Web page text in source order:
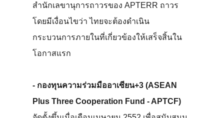
สำนักเลขานุการถาวรของ APTERR ถาวร
โดยมีเงื่อนไขว่า ไทยจะต้องดำเนิน
กระบวนการภายในที่เกี่ยวข้องให้เสร็จสิ้นใน
โอกาสแรก
- กองทุนความร่วมมืออาเซียน+3 (ASEAN
Plus Three Cooperation Fund - APTCF)